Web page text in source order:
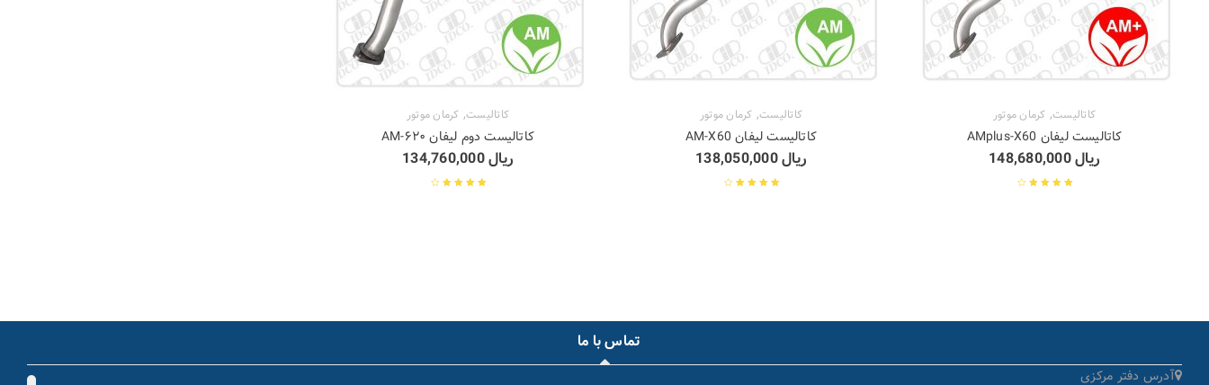
کاتالیست, کرمان موتور
کاتالیست لیفان AMplus-X60
ریال148,680,000
کاتالیست, کرمان موتور
کاتالیست لیفان AM-X60
ریال138,050,000
کاتالیست, کرمان موتور
کاتالیست دوم لیفان ۶۲۰-AM
ریال134,760,000
تماس با ما
آدرس دفتر مرکزی